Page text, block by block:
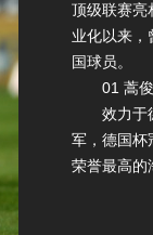
顶级联赛亮
业化以来，
国球员。
01 蒿俊
效力于德
军，德国杯
荣誉最高的